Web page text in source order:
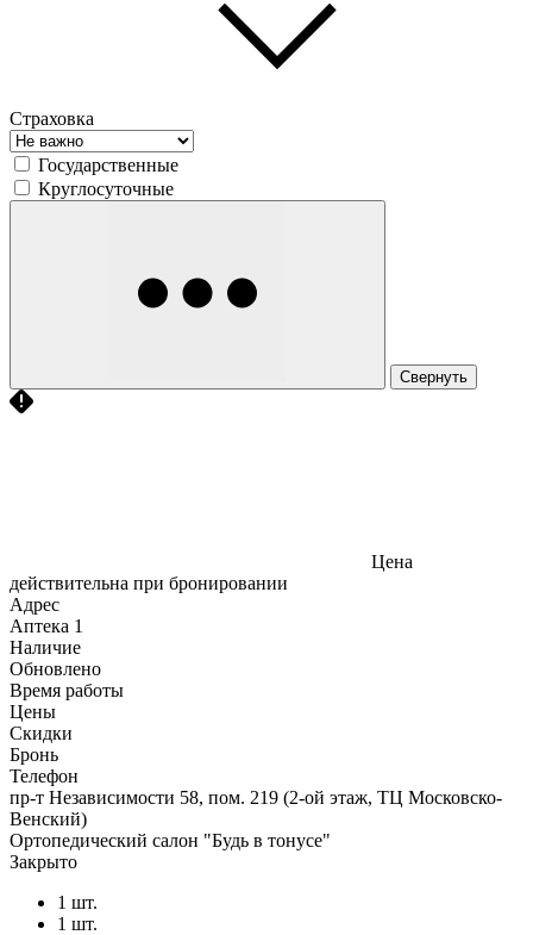
Страховка
Государственные
Круглосуточные
Свернуть
Цена
действительна при бронировании
Адрес
Аптека 1
Наличие
Обновлено
Время работы
Цены
Скидки
Бронь
Телефон
пр-т Независимости 58, пом. 219 (2-ой этаж, ТЦ Московско-
Венский)
Ортопедический салон "Будь в тонусе"
Закрыто
1 шт.
1 шт.